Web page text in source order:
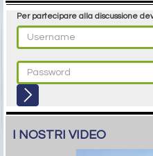
Per partecipare alla discussione
I NOSTRI VIDEO